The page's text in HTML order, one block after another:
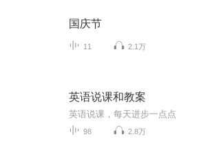
国庆节
11 2.1万
英语说课和教案
英语说课，每天进步一点点
98 2.8万